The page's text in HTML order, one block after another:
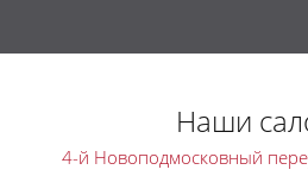
Наши
4-й Новоподмосковный